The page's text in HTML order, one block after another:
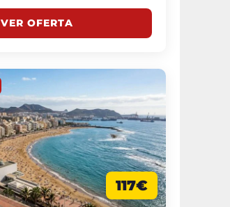
VER OFERTA
117€